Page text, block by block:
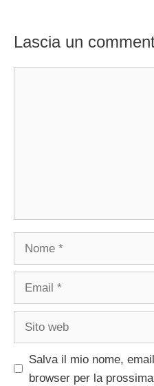
Lascia un
Salva il mio nome,
browser per la